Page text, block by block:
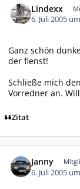
Lindexx
6. Juli 2005
Ganz schön
der flenst!
Schließe mich
Vorredner an.
Zitat
Janny
6. Juli 2005